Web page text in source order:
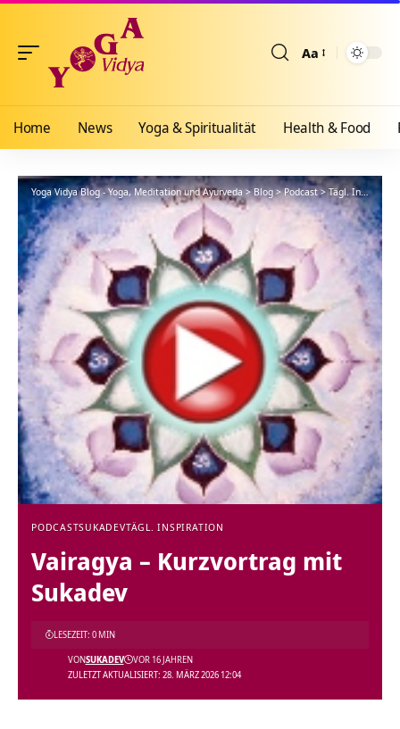
Aa
Home News Yoga & Spiritualität Health & Food
Yoga Vidya Blog - Yoga, Meditation und Ayurveda>Blog>Podcast>Tägl. Inspiration
PODCASTSUKADEVTÄGL. INSPIRATION
Vairagya – Kurzvortrag mit
Sukadev
ZULETZT AKTUALISIERT: 28. MÄRZ 2026 12:04
VONSUKADEV VOR 16 JAHREN
LESEZEIT: 0 MIN